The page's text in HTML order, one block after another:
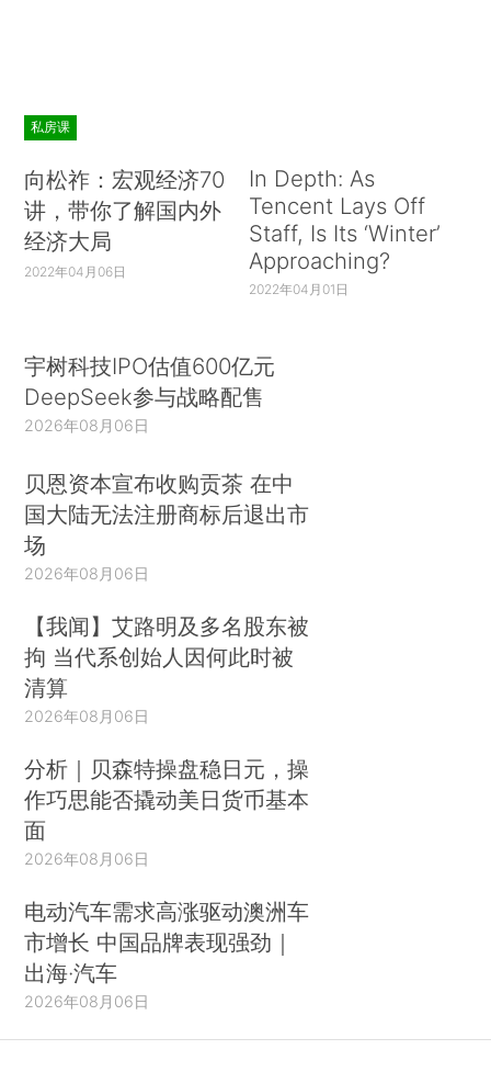
私房课
向松祚：宏观经济70
讲，带你了解国内外
经济大局
2022年04月06日
In Depth: As
Tencent Lays Off
Staff, Is Its ‘Winter’
Approaching?
2022年04月01日
宇树科技IPO估值600亿元
DeepSeek参与战略配售
2026年08月06日
贝恩资本宣布收购贡茶 在中
国大陆无法注册商标后退出市
场
2026年08月06日
【我闻】艾路明及多名股东被
拘 当代系创始人因何此时被
清算
2026年08月06日
分析｜贝森特操盘稳日元，操
作巧思能否撬动美日货币基本
面
2026年08月06日
电动汽车需求高涨驱动澳洲车
市增长 中国品牌表现强劲｜
出海·汽车
2026年08月06日